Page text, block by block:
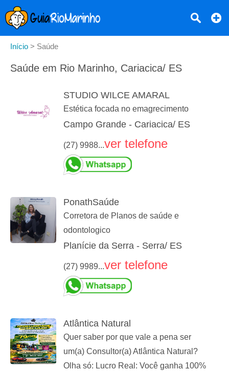
Início > Saúde
Saúde em Rio Marinho, Cariacica/ ES
STUDIO WILCE AMARAL
Estética focada no emagrecimento
Campo Grande - Cariacica/ ES
(27) 9988...ver telefone
PonathSaúde
Corretora de Planos de saúde e
odontologico
Planície da Serra - Serra/ ES
(27) 9989...ver telefone
Atlântica Natural
Quer saber por que vale a pena ser
um(a) Consultor(a) Atlântica Natural?
Olha só: Lucro Real: Você ganha 100%